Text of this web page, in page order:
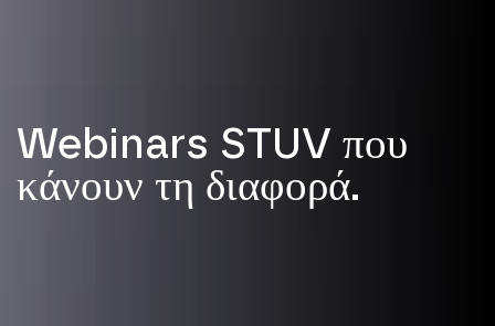
Webinars STUV που
κάνουν τη διαφορά.